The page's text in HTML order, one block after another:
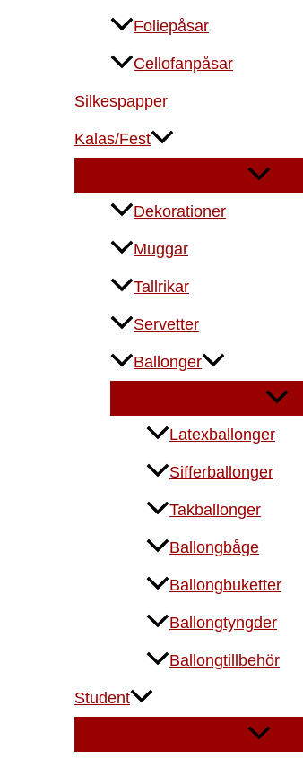
Foliepåsar
Cellofanpåsar
Silkespapper
Kalas/Fest
Dekorationer
Muggar
Tallrikar
Servetter
Ballonger
Latexballonger
Sifferballonger
Takballonger
Ballongbåge
Ballongbuketter
Ballongtyngder
Ballongtillbehör
Student